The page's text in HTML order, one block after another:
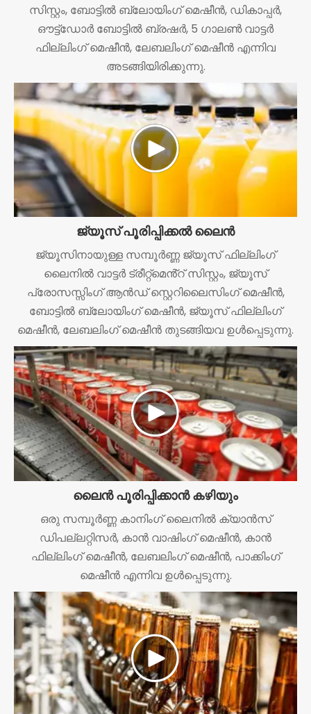
സിസ്റ്റം, ബോട്ടിൽ ബ്ലോയിംഗ് മെഷീൻ, ഡികാപ്പർ,
ഔട്ട്‌ഡോർ ബോട്ടിൽ ബ്രഷർ, 5 ഗാലൺ വാട്ടർ
ഫില്ലിംഗ് മെഷീൻ, ലേബലിംഗ് മെഷീൻ എന്നിവ
അടങ്ങിയിരിക്കുന്നു.
ജ്യൂസ് പൂരിപ്പിക്കൽ ലൈൻ
ജ്യൂസിനായുള്ള സമ്പൂർണ്ണ ജ്യൂസ് ഫില്ലിംഗ്
ലൈനിൽ വാട്ടർ ട്രീറ്റ്മെൻ്റ് സിസ്റ്റം, ജ്യൂസ്
പ്രോസസ്സിംഗ് ആൻഡ് സ്റ്റെറിലൈസിംഗ് മെഷീൻ,
ബോട്ടിൽ ബ്ലോയിംഗ് മെഷീൻ, ജ്യൂസ് ഫില്ലിംഗ്
മെഷീൻ, ലേബലിംഗ് മെഷീൻ തുടങ്ങിയവ ഉൾപ്പെടുന്നു.
ലൈൻ പൂരിപ്പിക്കാൻ കഴിയും
ഒരു സമ്പൂർണ്ണ കാനിംഗ് ലൈനിൽ ക്യാൻസ്
ഡിപല്ലറ്റിസർ, കാൻ വാഷിംഗ് മെഷീൻ, കാൻ
ഫില്ലിംഗ് മെഷീൻ, ലേബലിംഗ് മെഷീൻ, പാക്കിംഗ്
മെഷീൻ എന്നിവ ഉൾപ്പെടുന്നു.